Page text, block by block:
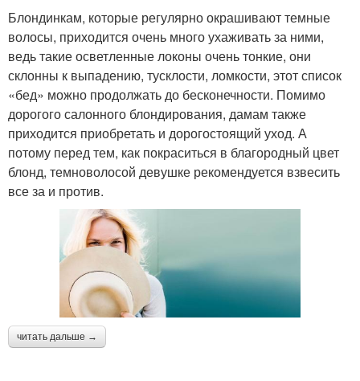
Блондинкам, которые регулярно окрашивают темные
волосы, приходится очень много ухаживать за ними,
ведь такие осветленные локоны очень тонкие, они
склонны к выпадению, тусклости, ломкости, этот список
«бед» можно продолжать до бесконечности. Помимо
дорогого салонного блондирования, дамам также
приходится приобретать и дорогостоящий уход. А
потому перед тем, как покраситься в благородный цвет
блонд, темноволосой девушке рекомендуется взвесить
все за и против.
читать дальше →